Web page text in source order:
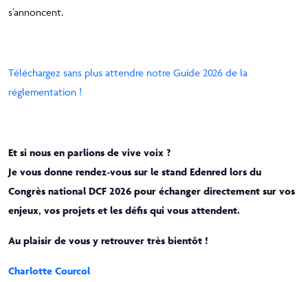
s’annoncent.
Téléchargez sans plus attendre notre Guide 2026 de la
réglementation !
Et si nous en parlions de vive voix ?
Je vous donne rendez‑vous sur le stand Edenred lors du
Congrès national DCF 2026 pour échanger directement sur vos
enjeux, vos projets et les défis qui vous attendent.
Au plaisir de vous y retrouver très bientôt !
Charlotte Courcol